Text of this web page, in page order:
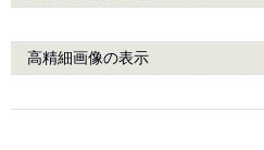
高精細画像の表示